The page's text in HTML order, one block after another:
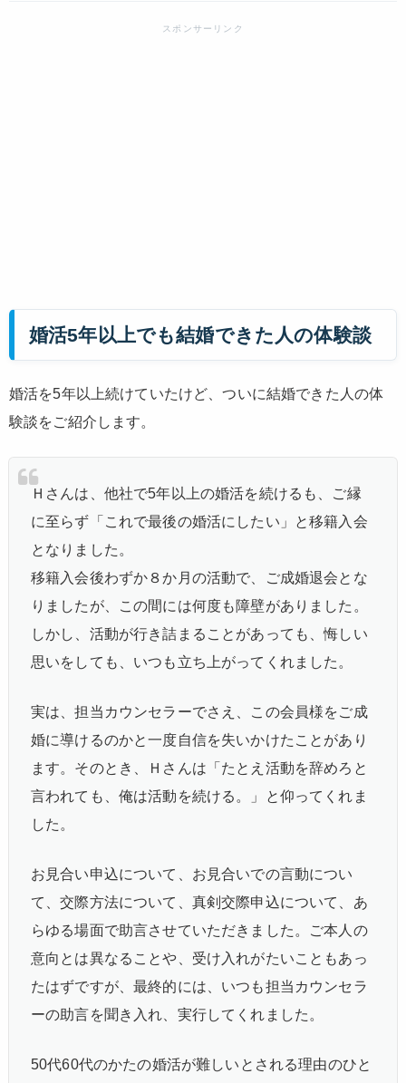
婚活5年以上でも結婚できた人の体験談
婚活を5年以上続けていたけど、ついに結婚できた人の体
験談をご紹介します。
Ｈさんは、他社で5年以上の婚活を続けるも、ご縁
に至らず「これで最後の婚活にしたい」と移籍入会
となりました。
移籍入会後わずか８か月の活動で、ご成婚退会とな
りましたが、この間には何度も障壁がありました。
しかし、活動が行き詰まることがあっても、悔しい
思いをしても、いつも立ち上がってくれました。
実は、担当カウンセラーでさえ、この会員様をご成
婚に導けるのかと一度自信を失いかけたことがあり
ます。そのとき、Ｈさんは「たとえ活動を辞めろと
言われても、俺は活動を続ける。」と仰ってくれま
した。
お見合い申込について、お見合いでの言動につい
て、交際方法について、真剣交際申込について、あ
らゆる場面で助言させていただきました。ご本人の
意向とは異なることや、受け入れがたいこともあっ
たはずですが、最終的には、いつも担当カウンセラ
ーの助言を聞き入れ、実行してくれました。
50代60代のかたの婚活が難しいとされる理由のひと